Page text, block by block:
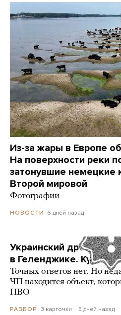
Из-за жары в Европе
На поверхности реки
затонувшие немецкие
Второй мировой
Фотографии
НОВОСТИ 6 дней назад
Украинский дрон
в Геленджике. Куда он
Точных ответов нет. Но
ЧП находится объект,
ПВО
РАЗБОР 3 карточки 5 дней назад